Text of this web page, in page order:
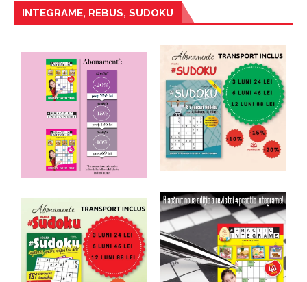
INTEGRAME, REBUS, SUDOKU